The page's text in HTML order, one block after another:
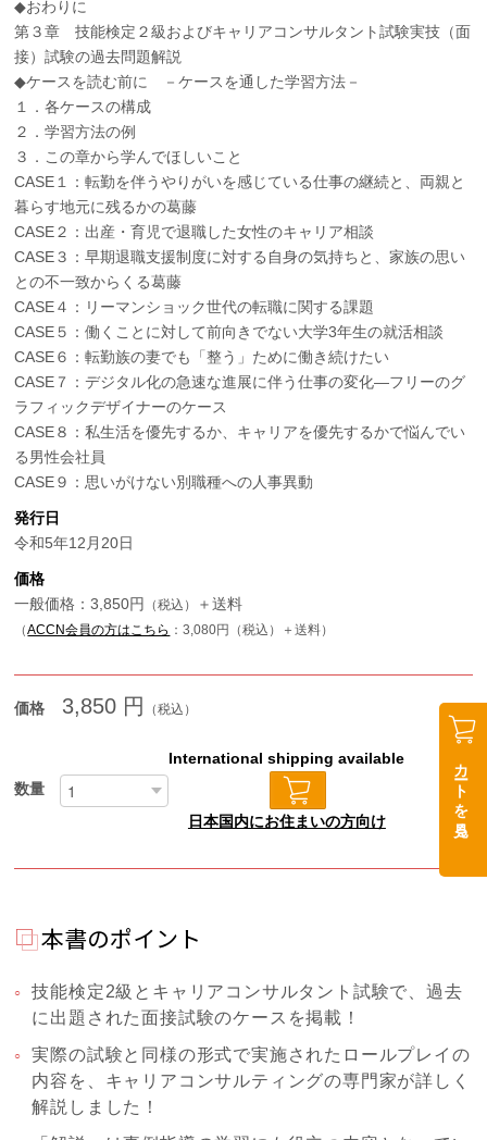
◆おわりに
第３章 技能検定２級およびキャリアコンサルタント試験実技（面
接）試験の過去問題解説
◆ケースを読む前に －ケースを通した学習方法－
１．各ケースの構成
２．学習方法の例
３．この章から学んでほしいこと
CASE１：転勤を伴うやりがいを感じている仕事の継続と、両親と
暮らす地元に残るかの葛藤
CASE２：出産・育児で退職した女性のキャリア相談
CASE３：早期退職支援制度に対する自身の気持ちと、家族の思い
との不一致からくる葛藤
CASE４：リーマンショック世代の転職に関する課題
CASE５：働くことに対して前向きでない大学3年生の就活相談
CASE６：転勤族の妻でも「整う」ために働き続けたい
CASE７：デジタル化の急速な進展に伴う仕事の変化―フリーのグ
ラフィックデザイナーのケース
CASE８：私生活を優先するか、キャリアを優先するかで悩んでい
る男性会社員
CASE９：思いがけない別職種への人事異動
発行日
令和5年12月20日
価格
一般価格：3,850円
（税込） ＋送料
（ACCN会員の方はこちら ：3,080円（税込）＋送料）
価格 3,850 円 （税込）
数量
International shipping available
日本国内にお住まいの方向け
本書のポイント
技能検定2級とキャリアコンサルタント試験で、過去
に出題された面接試験のケースを掲載！
実際の試験と同様の形式で実施されたロールプレイの
内容を、キャリアコンサルティングの専門家が詳しく
解説しました！